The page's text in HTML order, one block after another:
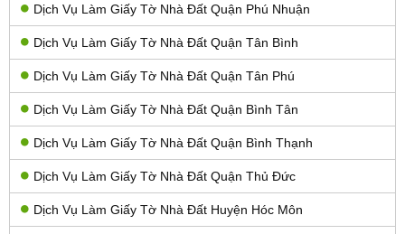
Dịch Vụ Làm Giấy Tờ Nhà Đất Quận Phú Nhuận
Dịch Vụ Làm Giấy Tờ Nhà Đất Quận Tân Bình
Dịch Vụ Làm Giấy Tờ Nhà Đất Quận Tân Phú
Dịch Vụ Làm Giấy Tờ Nhà Đất Quận Bình Tân
Dịch Vụ Làm Giấy Tờ Nhà Đất Quận Bình Thạnh
Dịch Vụ Làm Giấy Tờ Nhà Đất Quận Thủ Đức
Dịch Vụ Làm Giấy Tờ Nhà Đất Huyện Hóc Môn